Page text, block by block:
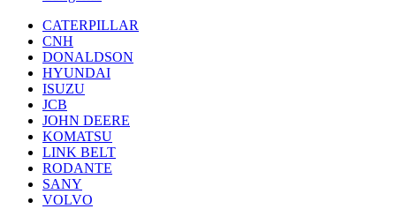
CATERPILLAR
CNH
DONALDSON
HYUNDAI
ISUZU
JCB
JOHN DEERE
KOMATSU
LINK BELT
RODANTE
SANY
VOLVO